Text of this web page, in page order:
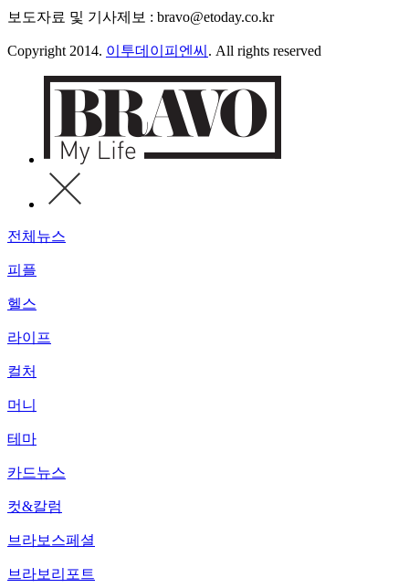
보도자료 및 기사제보 : bravo@etoday.co.kr
Copyright 2014. 이투데이피엔씨 . All rights reserved
전체뉴스
피플
헬스
라이프
컬처
머니
테마
카드뉴스
컷&칼럼
브라보스페셜
브라보리포트